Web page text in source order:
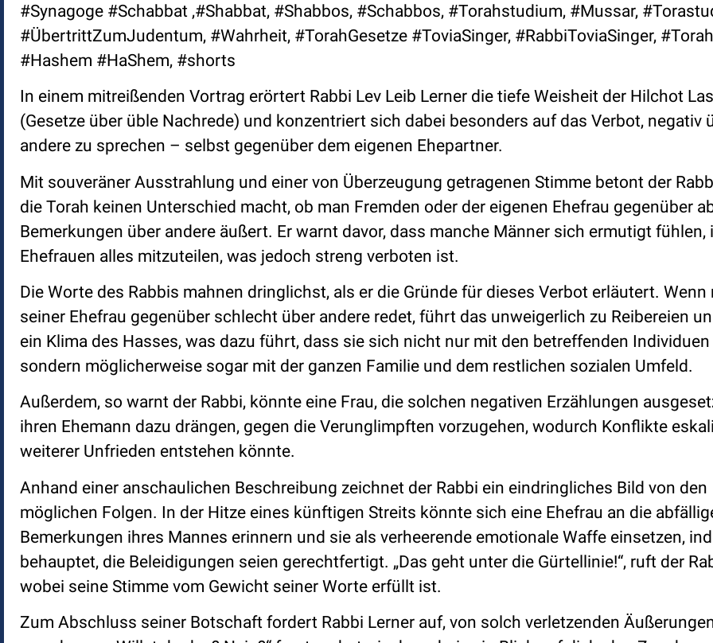
#Synagoge #Schabbat ,#Shabbat, #Shabbos, #Schabbos, #Torahstudium, #Mussar,
#ÜbertrittZumJudentum, #Wahrheit, #TorahGesetze #ToviaSinger, #RabbiToviaSinger,
#Hashem #HaShem, #shorts
In einem mitreißenden Vortrag erörtert Rabbi Lev Leib Lerner die tiefe Weisheit der Hilchot
(Gesetze über üble Nachrede) und konzentriert sich dabei besonders auf das Verbot, negativ
andere zu sprechen – selbst gegenüber dem eigenen Ehepartner.
Mit souveräner Ausstrahlung und einer von Überzeugung getragenen Stimme betont der
die Torah keinen Unterschied macht, ob man Fremden oder der eigenen Ehefrau gegenüber
Bemerkungen über andere äußert. Er warnt davor, dass manche Männer sich ermutigt fühlen,
Ehefrauen alles mitzuteilen, was jedoch streng verboten ist.
Die Worte des Rabbis mahnen dringlichst, als er die Gründe für dieses Verbot erläutert. Wenn
seiner Ehefrau gegenüber schlecht über andere redet, führt das unweigerlich zu Reibereien
ein Klima des Hasses, was dazu führt, dass sie sich nicht nur mit den betreffenden
sondern möglicherweise sogar mit der ganzen Familie und dem restlichen sozialen Umfeld.
Außerdem, so warnt der Rabbi, könnte eine Frau, die solchen negativen Erzählungen
ihren Ehemann dazu drängen, gegen die Verunglimpften vorzugehen, wodurch Konflikte
weiterer Unfrieden entstehen könnte.
Anhand einer anschaulichen Beschreibung zeichnet der Rabbi ein eindringliches Bild von den
möglichen Folgen. In der Hitze eines künftigen Streits könnte sich eine Ehefrau an die
Bemerkungen ihres Mannes erinnern und sie als verheerende emotionale Waffe einsetzen,
behauptet, die Beleidigungen seien gerechtfertigt. „Das geht unter die Gürtellinie!“, ruft der
wobei seine Stimme vom Gewicht seiner Worte erfüllt ist.
Zum Abschluss seiner Botschaft fordert Rabbi Lerner auf, von solch verletzenden